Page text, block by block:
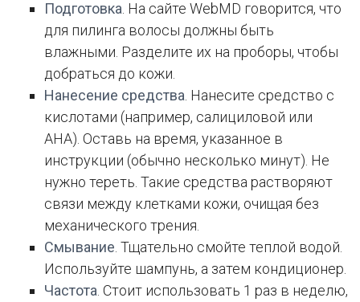
Подготовка . На сайте WebMD говорится, что
для пилинга волосы должны быть
влажными. Разделите их на проборы, чтобы
добраться до кожи.
Нанесение средства . Нанесите средство с
кислотами (например, салициловой или
AHA). Оставь на время, указанное в
инструкции (обычно несколько минут). Не
нужно тереть. Такие средства растворяют
связи между клетками кожи, очищая без
механического трения.
Смывание . Тщательно смойте теплой водой.
Используйте шампунь, а затем кондиционер.
Частота . Стоит использовать 1 раз в неделю,